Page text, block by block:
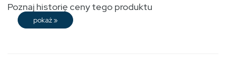
Poznaj historię ceny tego produktu
pokaż »